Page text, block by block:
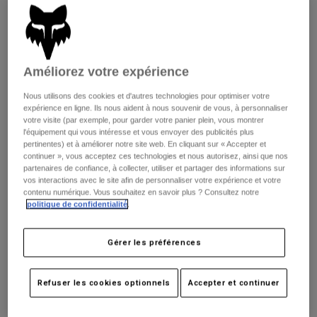
Pantalons
Shorts
Vestes
Gants
Protections
Masques
Chaussettes
Accessoires
Pantalons
Protections
Masques
Chaussettes
Pièces de rechange
Chemises
Voir tout
Femme
T-shirts et tops
Sweats et Pulls
Vestes
Pantalons
Enfants
Protections
Masques
Chaussettes
Moto
Casques
Maillots
Pantalons
Protections
Gants
Masques
Ranger Tru Dri
Disponible en 3 couleurs :
Améliorez votre expérience
Nous utilisons des cookies et d'autres technologies pour optimiser votre
expérience en ligne. Ils nous aident à nous souvenir de vous, à personnaliser
votre visite (par exemple, pour garder votre panier plein, vous montrer
l'équipement qui vous intéresse et vous envoyer des publicités plus
pertinentes) et à améliorer notre site web. En cliquant sur « Accepter et
continuer », vous acceptez ces technologies et nous autorisez, ainsi que nos
partenaires de confiance, à collecter, utiliser et partager des informations sur
vos interactions avec le site afin de personnaliser votre expérience et votre
contenu numérique. Vous souhaitez en savoir plus ? Consultez notre
politique de confidentialité
Gérer les préférences
Refuser les cookies optionnels Accepter et continuer